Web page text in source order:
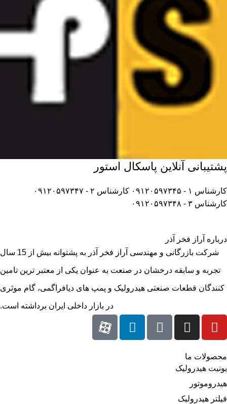
پشتیبانی آنلاین پاسکال استور
کارشناس ۱ - ۰۹۱۲۰۵۹۷۳۴۵
کارشناس ۲ - ۰۹۱۲۰۵۹۷۳۴۷
کارشناس ۳ - ۰۹۱۲۰۵۹۷۳۴۸
درباره آراز فخر آذر
شرکت بازرگانی و مهندسی آراز فخر آذر به پشتوانه بیش از 15 سال
تجربه و سابقه درخشان در صنعت به عنوان یکی از معتبر ترین تامین
کنندگان قطعات صنعتی هیدرولیک و پمپ های دیافراگمی، گام موثری
در بازار داخلی ایران برداشته است.
محصولات ما
یونیت هیدرولیک
هیدروموتور
فیلتر هیدرولیک